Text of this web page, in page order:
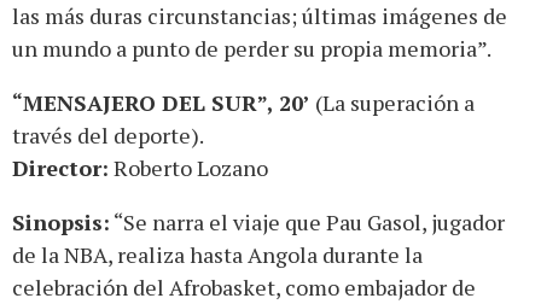
las más duras circunstancias; últimas imágenes de
un mundo a punto de perder su propia memoria”.
“MENSAJERO DEL SUR”, 20’ (La superación a
través del deporte).
Director: Roberto Lozano
Sinopsis: “Se narra el viaje que Pau Gasol, jugador
de la NBA, realiza hasta Angola durante la
celebración del Afrobasket, como embajador de